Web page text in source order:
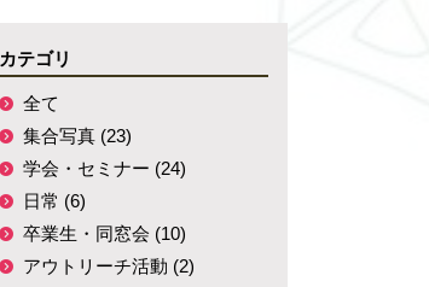
カテゴリ
全て
集合写真 (23)
学会・セミナー (24)
日常 (6)
卒業生・同窓会 (10)
アウトリーチ活動 (2)